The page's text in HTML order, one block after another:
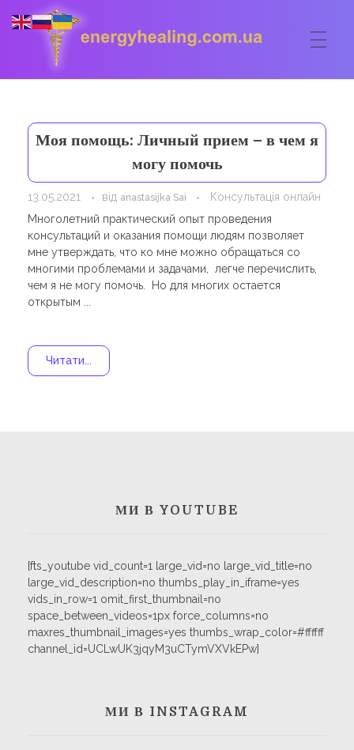
Energyhealing
Анастасія медіум,контактер,щоденник медіума,Майстер,цілительство,карма терапія,консультація онлайн,астрологія
ФОРУМ
ДОПОМОГА
Консультація онлайн
Сеанси
Астрологія
Очищення житла
ШКОЛА
Кодекс
Ангельське цілительство
Навчання
КОРИСНЕ
Сакральні тури
Карти Духів
КОНТАКТИ
Моя помощь: Личный прием – в чем я
могу помочь
13.05.2021 від anastasijka Sai
Консультація онлайн
Многолетний практический опыт проведения
консультаций и оказания помощи людям позволяет
мне утверждать, что ко мне можно обращаться со
многими проблемами и задачами, легче перечислить,
чем я не могу помочь. Но для многих остается
открытым ...
Читати...
МИ В YOUTUBE
[fts_youtube vid_count=1 large_vid=no large_vid_title=no
large_vid_description=no thumbs_play_in_iframe=yes
vids_in_row=1 omit_first_thumbnail=no
space_between_videos=1px force_columns=no
maxres_thumbnail_images=yes thumbs_wrap_color=#ffffff
channel_id=UCLwUK3jqyM3uCTymVXVkEPw]
МИ В INSTAGRAM